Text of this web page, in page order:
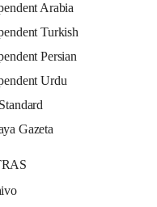
Arabia
Turkish
Persian
Urdu
Gazeta